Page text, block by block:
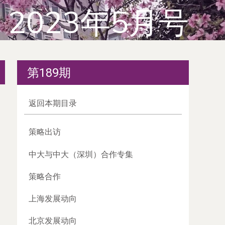
2023年5月号
第189期
返回本期目录
策略出访
中大与中大（深圳）合作专集
策略合作
上海发展动向
北京发展动向